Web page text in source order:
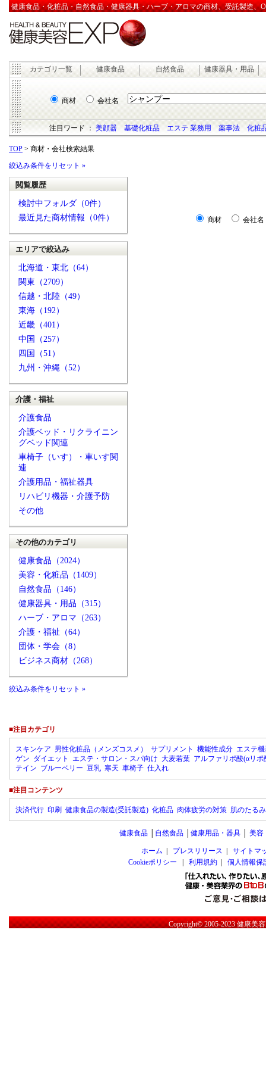
健康食品・化粧品・自然食品・健康器具・ハーブ・アロマの商材、受託製造、
カテゴリ一覧 健康食品 自然食品 健康器具・用品
商材 会社名
注目ワード ：美顔器 基礎化粧品 エステ 業務用 薬事法 化粧
TOP > 商材・会社検索結果
絞込み条件をリセット »
閲覧履歴
検討中フォルダ（0件）
最近見た商材情報（0件）
エリアで絞込み
北海道・東北（64）
関東（2709）
信越・北陸（49）
東海（192）
近畿（401）
中国（257）
四国（51）
九州・沖縄（52）
介護・福祉
介護食品
介護ベッド・リクライニン
グベッド関連
車椅子（いす）・車いす関
連
介護用品・福祉器具
リハビリ機器・介護予防
その他
その他のカテゴリ
健康食品（2024）
美容・化粧品（1409）
自然食品（146）
健康器具・用品（315）
ハーブ・アロマ（263）
介護・福祉（64）
団体・学会（8）
ビジネス商材（268）
絞込み条件をリセット »
商材 会社名
■注目カテゴリ
スキンケア 男性化粧品（メンズコスメ） サプリメント 機能性成分 エステ
ゲン ダイエット エステ・サロン・スパ向け 大麦若葉 アルファリポ酸(αリポ
テイン ブルーベリー 豆乳 寒天 車椅子 仕入れ
■注目コンテンツ
決済代行 印刷 健康食品の製造(受託製造) 化粧品 肉体疲労の対策 肌のたる
健康食品│ 自然食品│ 健康用品・器具│ 美容
ホーム プレスリリース
サイトマ
Cookieポリシー
利用規約| 個人情報保
Copyright© 2005-2023健康美